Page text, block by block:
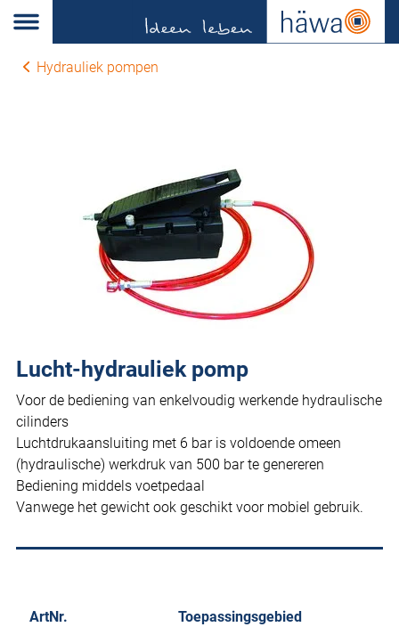
Hydrauliek pompen
Lucht-hydrauliek pomp
Voor de bediening van enkelvoudig werkende hydraulische
cilinders
Luchtdrukaansluiting met 6 bar is voldoende omeen
(hydraulische) werkdruk van 500 bar te genereren
Bediening middels voetpedaal
Vanwege het gewicht ook geschikt voor mobiel gebruik.
ArtNr. Toepassingsgebied